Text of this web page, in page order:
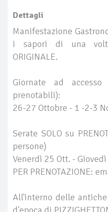
Dettagli
Manifestazione
i sapori di una
ORIGINALE.
Giornate ad
prenotabili):
26-27 Ottobre - 1 -2-3
Serate SOLO su
persone)
Venerdì 25 Ott. -
PER PRENOTAZIONE:
All'interno delle